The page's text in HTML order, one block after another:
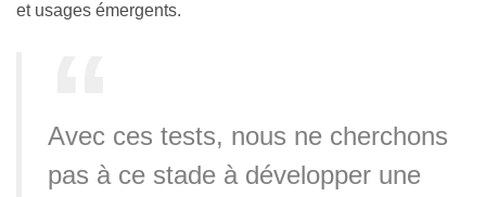
et usages émergents.
Avec ces tests, nous ne cherchons
pas à ce stade à développer une